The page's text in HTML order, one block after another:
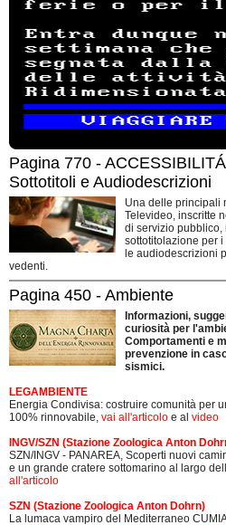
Pagina 770 -
Sottotitoli e Audiodescrizioni
Una delle principali
Televideo, inscritte
di servizio pubblico,
sottotitolazione per
le audiodescrizioni
vedenti.
Pagina 450 - Ambiente
Informazioni,
curiosità per
Comportamenti e
prevenzione in
sismici.
LEGAMBIENTE
Energia Condivisa: costruire comunità per
100% rinnovabile, vai all'articolo e al video
INGV/SZN (Stazione Zoologica Anton
SZN/INGV - PANAREA, Scoperti nuovi
e un grande cratere sottomarino al largo
all'articolo
SZN (Stazione Zoologica Anton Dohrn)
La lumaca vampiro del Mediterraneo CUMIA